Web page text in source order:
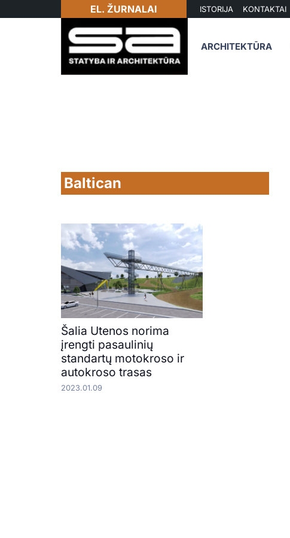
EL. ŽURNALAI ISTORIJA KONTAKTAI
ARCHITEKTŪRA
Baltican
Šalia Utenos norima
įrengti pasaulinių
standartų motokroso ir
autokroso trasas
2023.01.09